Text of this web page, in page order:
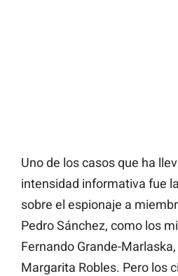
Uno de los casos que ha
intensidad informativa fue
sobre el espionaje a
Pedro Sánchez, como los
Fernando Grande-
Margarita Robles. Pero los